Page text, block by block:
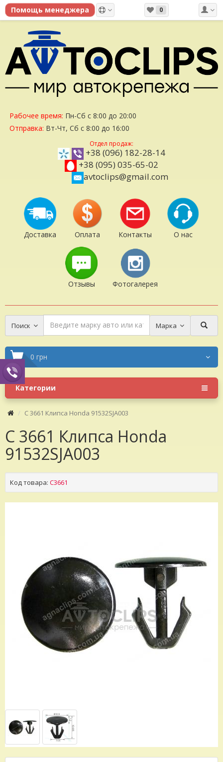
0
Рабочее время: Пн-Сб с 8:00 до 20:00
Отправка: Вт-Чт, Сб с 8:00 до 16:00
Отдел продаж:
+38 (096) 182-28-14
+38 (095) 035-65-02
avtoclips@gmail.com
Доставка Оплата Контакты О нас
Отзывы Фотогалерея
Поиск Марка
0 грн
Категории
C 3661 Клипса Honda 91532SJA003
C 3661 Клипса Honda
91532SJA003
Код товара: C3661